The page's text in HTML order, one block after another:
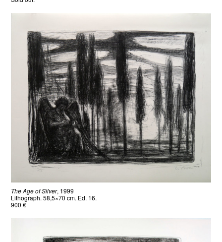
The Age of Silver, 1999
Lithograph. 58,5×70 cm. Ed. 16.
900 €